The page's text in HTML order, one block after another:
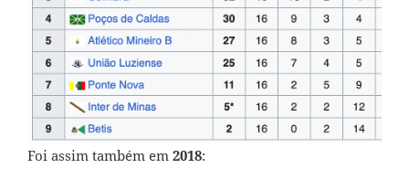
Foi assim também em 2018: